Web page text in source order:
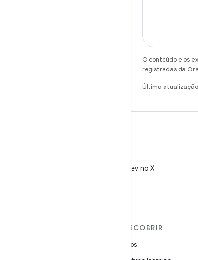
O conteúdo e os
registradas da
Última
Siga @AndroidDev no X
DESCOBRIR
Jogos